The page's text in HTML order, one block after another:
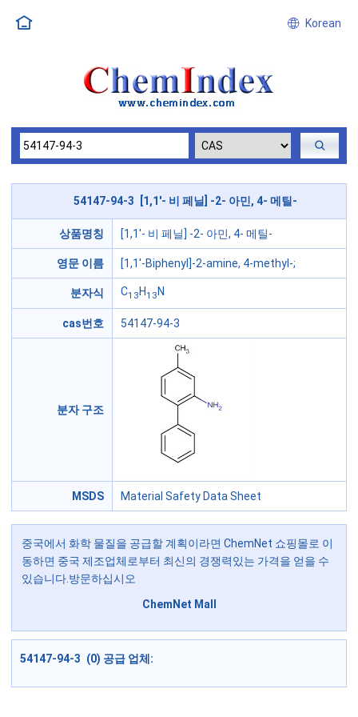
Korean
54147-94-3 [1,1'- 비 페닐] -2- 아민, 4- 메틸-
상품명칭 [1,1'- 비 페닐] -2- 아민, 4- 메틸-
영문 이름 [1,1'-Biphenyl]-2-amine, 4-methyl-;
분자식 C13 H13 N
cas번호 54147-94-3
분자 구조
MSDS Material Safety Data Sheet
중국에서 화학 물질을 공급할 계획이라면 ChemNet 쇼핑몰로 이
동하면 중국 제조업체로부터 최신의 경쟁력있는 가격을 얻을 수
있습니다.방문하십시오
ChemNet Mall
54147-94-3 (0) 공급 업체: